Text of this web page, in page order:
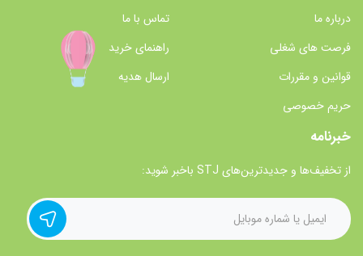
درباره ما
فرصت های شغلی
قوانین و مقررات
حریم خصوصی
تماس با ما
راهنمای خرید
ارسال هدیه
خبرنامه
از تخفیف‌ها و جدیدترین‌های STJ باخبر شوید: